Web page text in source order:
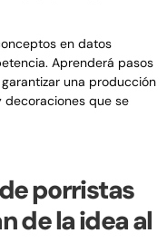
en datos
Aprenderá pasos
una producción
decoraciones que se
porristas
de la idea al